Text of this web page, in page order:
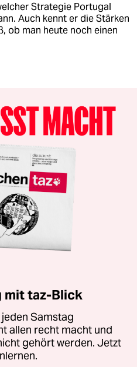
Strategie Portugal
Auch kennt er die Stärken
ob man heute noch einen
mit taz-Blick
Samstag
allen recht macht und
gehört werden. Jetzt